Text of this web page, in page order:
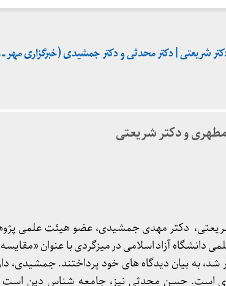
و دکتر شریعتی
دکتر مهدی جمشیدی، عضو هیئت علمی
آزاد اسلامی در میزگردی با عنوان
به بیان دیدگاه های خود پرداختند. جمشیدی،
است. حسن محدثی نیز، جامعه شناس دین است و